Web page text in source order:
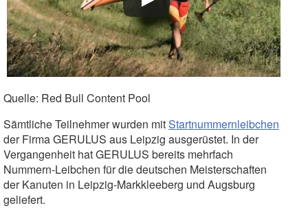
Quelle: Red Bull Content Pool
Sämtliche Teilnehmer wurden mitStartnummernleibchen
der Firma GERULUS aus Leipzig ausgerüstet. In der
Vergangenheit hat GERULUS bereits mehrfach
Nummern-Leibchen für die deutschen Meisterschaften
der Kanuten in Leipzig-Markkleeberg und Augsburg
geliefert.